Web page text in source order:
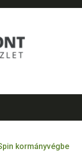
kormányvégbe